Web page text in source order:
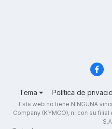
Tema Política de
Esta web no tiene NINGUNA
Company (KYMCO), ni con su filial